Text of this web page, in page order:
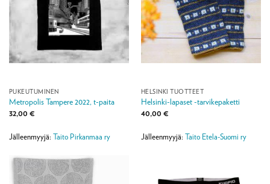
PUKEUTUMINEN
Metropolis Tampere 2022, t-paita
32,00 €
Jälleenmyyjä: Taito Pirkanmaa ry
HELSINKI TUOTTEET
Helsinki-lapaset -tarvikepaketti
40,00 €
Jälleenmyyjä: Taito Etela-Suomi ry